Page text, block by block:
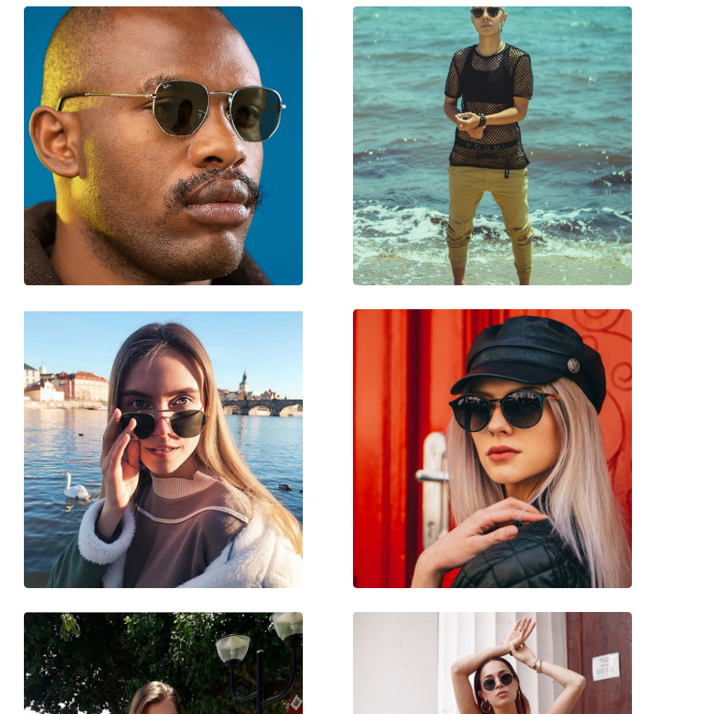
Estojo:
Pano de limpeza:
Sim
Outros
Género:
Unisex
Categoria:
Óculos de sol
Marca:
Ray-Ban
Uso:
Moda
Código:
RB3548N 001/57 51
Disponível com receita médica:
Não